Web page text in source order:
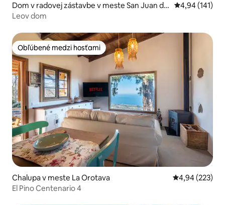
Dom v radovej zástavbe v meste San Juan del
Reparo
Priemerné
4,94 (141)
Leov dom
Obľúbené medzi hosťami
Obľúbené medzi hosťami
Chalupa v meste La Orotava Priemerné
4,94 (223)
El Pino Centenario 4